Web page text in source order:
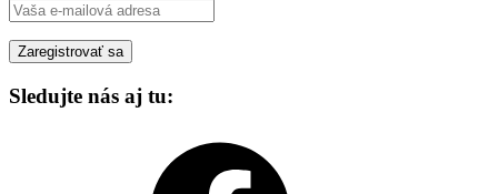
Sledujte nás aj tu: